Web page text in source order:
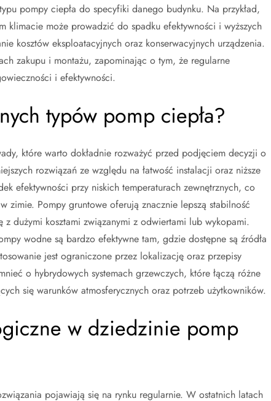
pompy ciepła do specyfiki danego budynku. Na przykład,
klimacie może prowadzić do spadku efektywności i wyższych
kosztów eksploatacyjnych oraz konserwacyjnych urządzenia.
zakupu i montażu, zapominając o tym, że regularne
i efektywności.
typów pomp ciepła?
które warto dokładnie rozważyć przed podjęciem decyzji o
rozwiązań ze względu na łatwość instalacji oraz niższe
efektywności przy niskich temperaturach zewnętrznych, co
zimie. Pompy gruntowe oferują znacznie lepszą stabilność
dużymi kosztami związanymi z odwiertami lub wykopami.
wodne są bardzo efektywne tam, gdzie dostępne są źródła
jest ograniczone przez lokalizację oraz przepisy
o hybrydowych systemach grzewczych, które łączą różne
się warunków atmosferycznych oraz potrzeb użytkowników.
w dziedzinie pomp
pojawiają się na rynku regularnie. W ostatnich latach